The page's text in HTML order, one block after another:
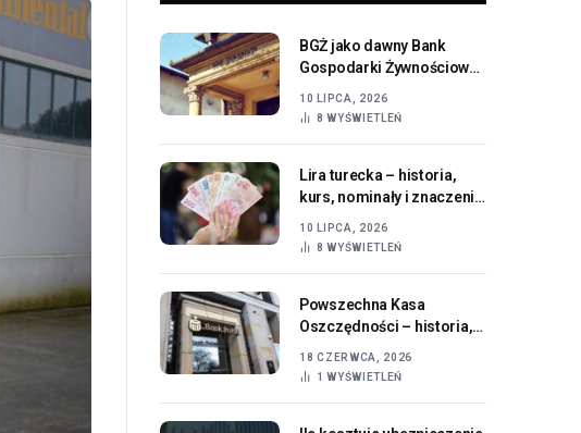
BGŻ jako dawny Bank
Gospodarki Żywnościowej
polskiej bankowości
10 LIPCA, 2026
8WYŚWIETLEŃ
Lira turecka – historia,
kurs, nominały i znaczenie
10 LIPCA, 2026
8WYŚWIETLEŃ
Powszechna Kasa
Oszczędności – historia,
rola PKO Banku Polskiego
18 CZERWCA, 2026
1WYŚWIETLEŃ